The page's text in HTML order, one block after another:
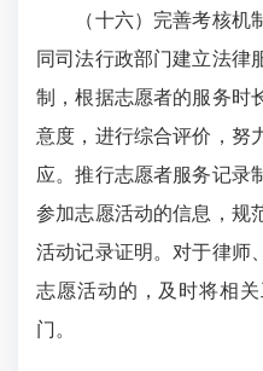
（十六）完善考核机制
同司法行政部门建立法律
制，根据志愿者的服务时
意度，进行综合评价，努
应。推行志愿者服务记录
参加志愿活动的信息，规
活动记录证明。对于律师
志愿活动的，及时将相
门。